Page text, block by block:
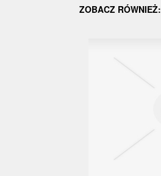
ZOBACZ RÓWNIEŻ: